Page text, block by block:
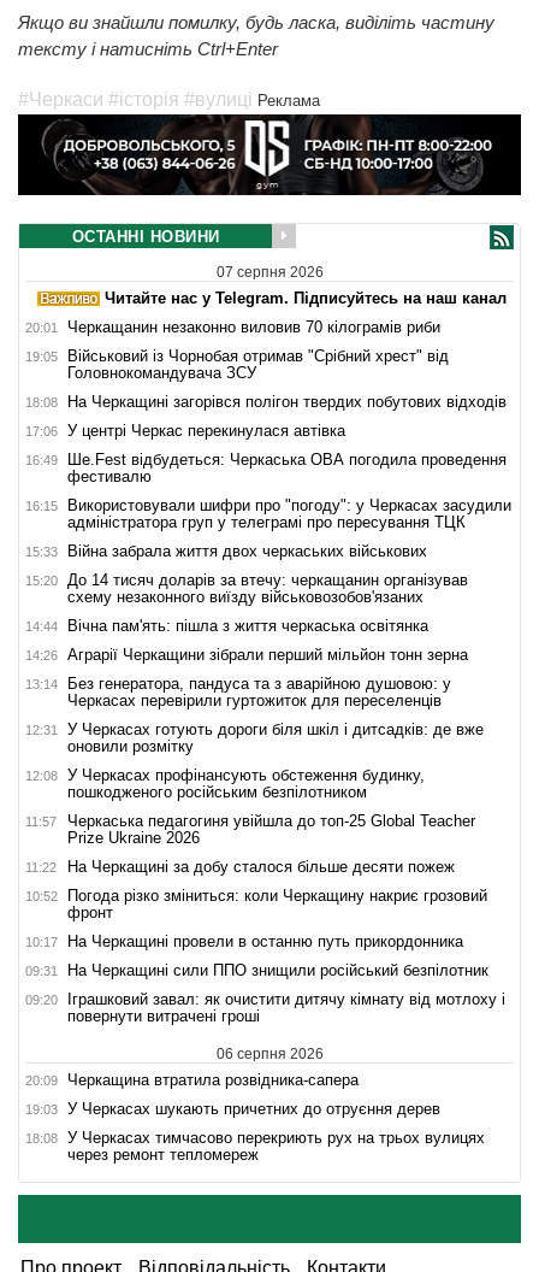
Якщо ви знайшли помилку, будь ласка, виділіть частину
тексту і натисніть Ctrl+Enter
#Черкаси #історія #вулиці Реклама
ОСТАННІ НОВИНИ
07 серпня 2026
Читайте нас у Telegram. Підписуйтесь на наш канал
20:01 Черкащанин незаконно виловив 70 кілограмів риби
19:05
Військовий із Чорнобая отримав "Срібний хрест" від
Головнокомандувача ЗСУ
18:08 На Черкащині загорівся полігон твердих побутових відходів
17:06 У центрі Черкас перекинулася автівка
16:49
Ше.Fest відбудеться: Черкаська ОВА погодила проведення
фестивалю
16:15
Використовували шифри про "погоду": у Черкасах засудили
адміністратора груп у телеграмі про пересування ТЦК
15:33 Війна забрала життя двох черкаських військових
15:20
До 14 тисяч доларів за втечу: черкащанин організував
схему незаконного виїзду військовозобов'язаних
14:44 Вічна пам'ять: пішла з життя черкаська освітянка
14:26 Аграрії Черкащини зібрали перший мільйон тонн зерна
13:14
Без генератора, пандуса та з аварійною душовою: у
Черкасах перевірили гуртожиток для переселенців
12:31
У Черкасах готують дороги біля шкіл і дитсадків: де вже
оновили розмітку
12:08
У Черкасах профінансують обстеження будинку,
пошкодженого російським безпілотником
11:57
Черкаська педагогиня увійшла до топ-25 Global Teacher
Prize Ukraine 2026
11:22 На Черкащині за добу сталося більше десяти пожеж
10:52
Погода різко зміниться: коли Черкащину накриє грозовий
фронт
10:17 На Черкащині провели в останню путь прикордонника
09:31 На Черкащині сили ППО знищили російський безпілотник
09:20
Іграшковий завал: як очистити дитячу кімнату від мотлоху і
повернути витрачені гроші
06 серпня 2026
20:09 Черкащина втратила розвідника-сапера
19:03 У Черкасах шукають причетних до отруєння дерев
18:08
У Черкасах тимчасово перекриють рух на трьох вулицях
через ремонт тепломереж
Про проект Відповідальність Контакти